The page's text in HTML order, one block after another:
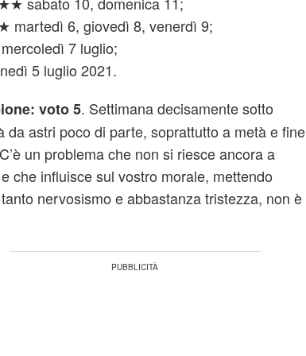
6, giovedì 8, venerdì 9;
7 luglio;
5 luglio 2021.
voto 5. Settimana decisamente sotto
da astri poco di parte, soprattutto a metà e fine
un problema che non si riesce ancora a
che influisce sul vostro morale, mettendo
nervosismo e abbastanza tristezza, non è